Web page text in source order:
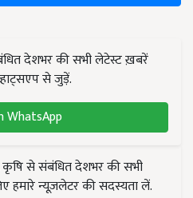
देशभर की सभी लेटेस्ट ख़बरें
से जुड़ें.
WhatsApp
से संबंधित देशभर की सभी
न्यूज़लेटर की सदस्यता लें.